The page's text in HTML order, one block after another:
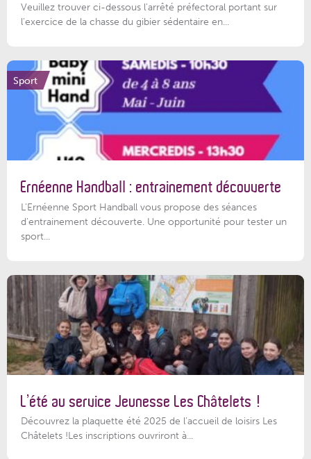
Veuillez trouver ci-dessous l'arrêté préfectoral portant sur
l'exercice de la chasse du gibier sédentaire en...
Sport
Ernéenne Handball : entrainement découverte
L'Ernéenne Sport Handball vous propose des séances
d'entrainement découverte. Une opportunité pour tester un
sport...
L’été au service Jeunesse Les Châtelets !
Découvrez la plaquette été 2025 de l’accueil de loisirs Les
Châtelets !Les inscriptions ouvriront à...